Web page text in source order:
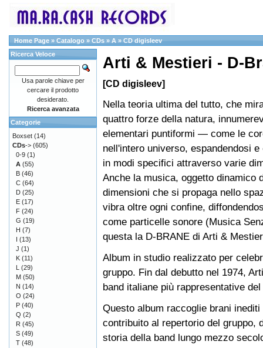
Home Page » Catalogo » CDs » A » CD digisleev
Arti & Mestieri - D-
[CD digisleev]
Nella teoria ultima del tutto, che
quattro forze della natura,
elementari puntiformi — come le
nell'intero universo, espandendosi
in modi specifici attraverso varie
Anche la musica, oggetto dinamico
dimensioni che si propaga nello
vibra oltre ogni confine,
come particelle sonore (Musica
questa la D-BRANE di Arti &
Album in studio realizzato per
gruppo. Fin dal debutto nel 1974,
band italiane più rappresentative
Questo album raccoglie brani
contribuito al repertorio del gruppo,
storia della band lungo mezzo
Ricerca Veloce
Usa parole chiave per
cercare il prodotto
desiderato.
Ricerca avanzata
Categorie
Boxset (14)
CDs-> (605)
0-9 (1)
A (55)
B (46)
C (64)
D (25)
E (17)
F (24)
G (19)
H (7)
I (13)
J (1)
K (11)
L (29)
M (50)
N (14)
O (24)
P (40)
Q (2)
R (45)
S (49)
T (48)